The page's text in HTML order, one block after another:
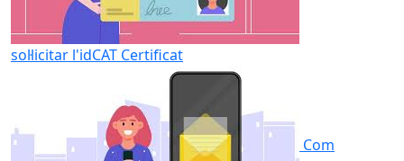
sol·licitar l'idCAT Certificat
Com